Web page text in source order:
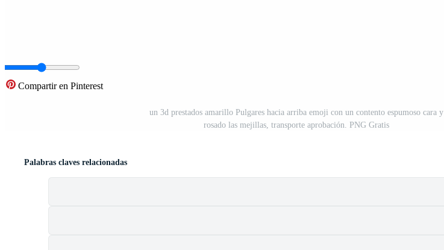
Compartir en Pinterest
un 3d prestados amarillo Pulgares hacia arriba emoji con un contento espumoso cara y
rosado las mejillas, transporte aprobación. PNG Gratis
Palabras claves relacionadas